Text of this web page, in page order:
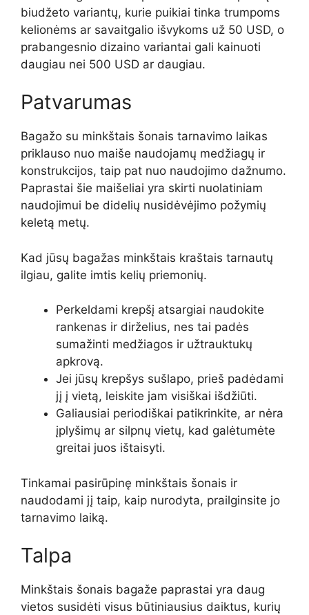
biudžeto variantų, kurie puikiai tinka trumpoms
kelionėms ar savaitgalio išvykoms už 50 USD, o
prabangesnio dizaino variantai gali kainuoti
daugiau nei 500 USD ar daugiau.
Patvarumas
Bagažo su minkštais šonais tarnavimo laikas
priklauso nuo maiše naudojamų medžiagų ir
konstrukcijos, taip pat nuo naudojimo dažnumo.
Paprastai šie maišeliai yra skirti nuolatiniam
naudojimui be didelių nusidėvėjimo požymių
keletą metų.
Kad jūsų bagažas minkštais kraštais tarnautų
ilgiau, galite imtis kelių priemonių.
Perkeldami krepšį atsargiai naudokite
rankenas ir dirželius, nes tai padės
sumažinti medžiagos ir užtrauktukų
apkrovą.
Jei jūsų krepšys sušlapo, prieš padėdami
jį į vietą, leiskite jam visiškai išdžiūti.
Galiausiai periodiškai patikrinkite, ar nėra
įplyšimų ar silpnų vietų, kad galėtumėte
greitai juos ištaisyti.
Tinkamai pasirūpinę minkštais šonais ir
naudodami jį taip, kaip nurodyta, prailginsite jo
tarnavimo laiką.
Talpa
Minkštais šonais bagaže paprastai yra daug
vietos susidėti visus būtiniausius daiktus, kurių